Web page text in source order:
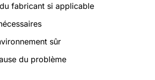
fabricant si applicable
sûr
du problème